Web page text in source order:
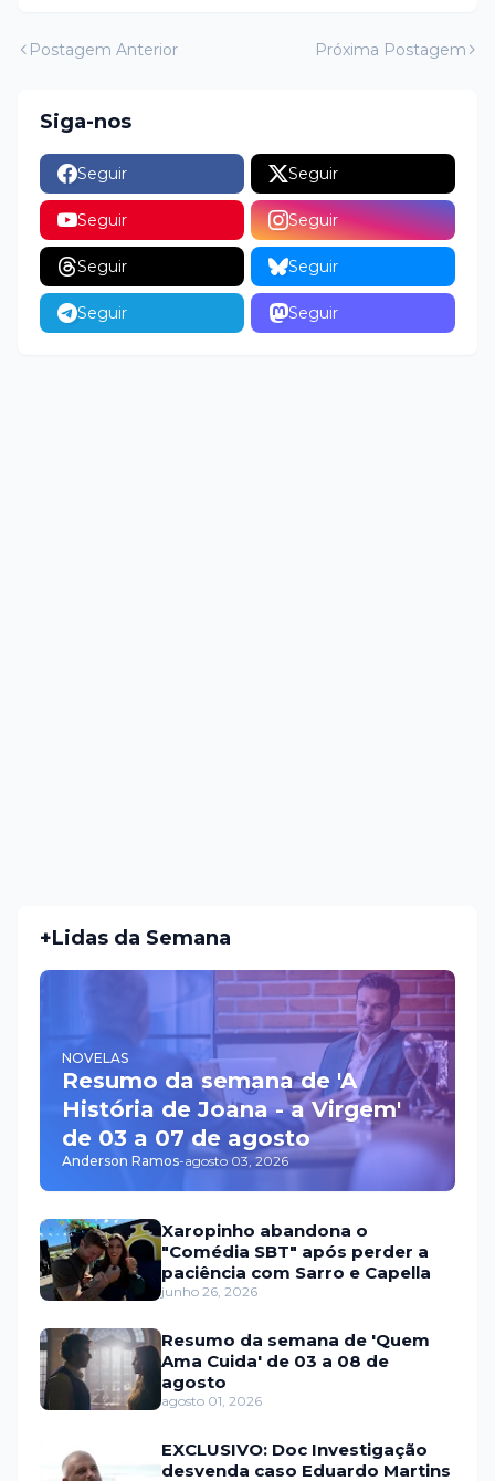
Postagem Anterior Próxima Postagem
Siga-nos
Seguir Seguir
Seguir Seguir
Seguir Seguir
Seguir Seguir
+Lidas da Semana
NOVELAS
Resumo da semana de 'A
História de Joana - a Virgem'
de 03 a 07 de agosto
Anderson Ramos-agosto 03, 2026
Xaropinho abandona o
"Comédia SBT" após perder a
paciência com Sarro e Capella
junho 26, 2026
Resumo da semana de 'Quem
Ama Cuida' de 03 a 08 de
agosto
agosto 01, 2026
EXCLUSIVO: Doc Investigação
desvenda caso Eduardo Martins